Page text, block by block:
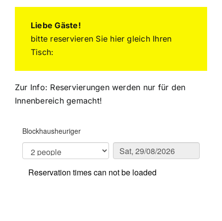
Liebe Gäste!
bitte reservieren Sie hier gleich Ihren
Tisch:
Zur Info: Reservierungen werden nur für den
Innenbereich gemacht!